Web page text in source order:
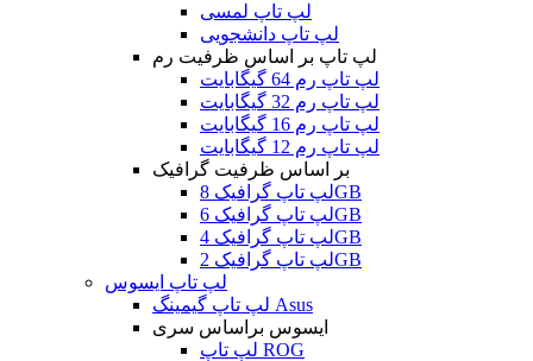
لپ تاپ لمسی
لپ تاپ دانشجویی
لپ تاپ بر اساس ظرفیت رم
لپ تاپ رم 64 گیگابایت
لپ تاپ رم 32 گیگابایت
لپ تاپ رم 16 گیگابایت
لپ تاپ رم 12 گیگابایت
بر اساس ظرفیت گرافیک
لپ تاپ گرافیک 8GB
لپ تاپ گرافیک 6GB
لپ تاپ گرافیک 4GB
لپ تاپ گرافیک 2GB
لپ تاپ ایسوس
لپ تاپ گیمینگ Asus
ایسوس براساس سری
لپ تاپ ROG